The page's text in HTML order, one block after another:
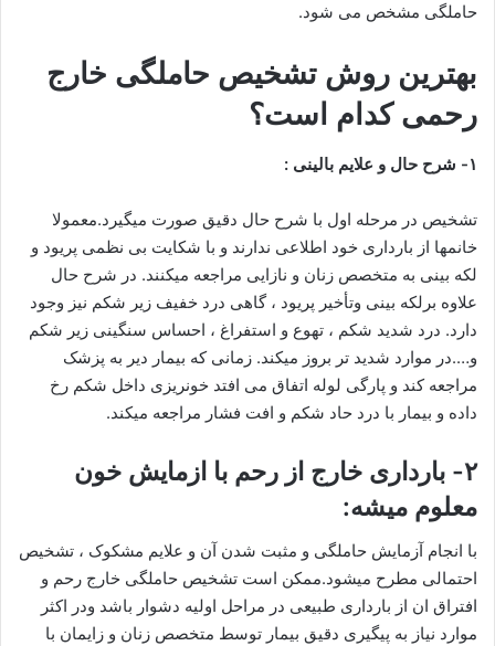
حاملگی مشخص می شود.
بهترین روش تشخیص حاملگی خارج
رحمی کدام است؟
۱- شرح حال و علایم بالینی :
تشخیص در مرحله اول با شرح حال دقیق صورت میگیرد.معمولا
خانمها از بارداری خود اطلاعی ندارند و با شکایت بی نظمی پریود و
لکه بینی به متخصص زنان و نازایی مراجعه میکنند. در شرح حال
علاوه برلکه بینی وتأخیر پریود ، گاهی درد خفیف زیر شکم نیز وجود
دارد. درد شدید شکم ، تهوع و استفراغ ، احساس سنگینی زیر شکم
و….در موارد شدید تر بروز میکند. زمانی که بیمار دیر به پزشک
مراجعه کند و پارگی لوله اتفاق می افتد خونریزی داخل شکم رخ
داده و بیمار با درد حاد شکم و افت فشار مراجعه میکند.
۲- بارداری خارج از رحم با ازمایش خون
معلوم میشه:
با انجام آزمایش حاملگی و مثبت شدن آن و علایم مشکوک ، تشخیص
احتمالی مطرح میشود.ممکن است تشخیص حاملگی خارج رحم و
افتراق ان از بارداری طبیعی در مراحل اولیه دشوار باشد ودر اکثر
موارد نیاز به پیگیری دقیق بیمار توسط متخصص زنان و زایمان با